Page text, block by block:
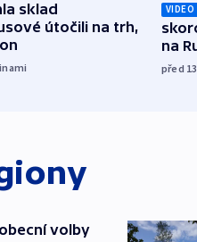
sklad
útočili na trh,
VIDEO
na
před 13
volby